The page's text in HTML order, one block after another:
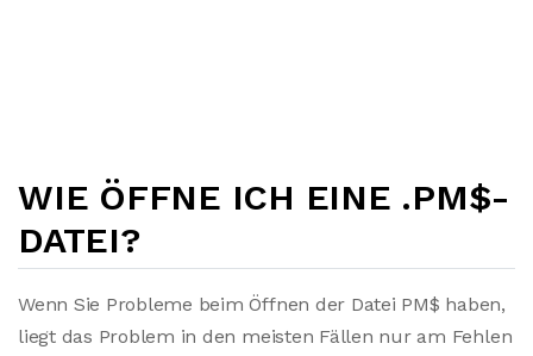
WIE ÖFFNE ICH EINE .PM$-
DATEI?
Wenn Sie Probleme beim Öffnen der Datei PM$ haben,
liegt das Problem in den meisten Fällen nur am Fehlen